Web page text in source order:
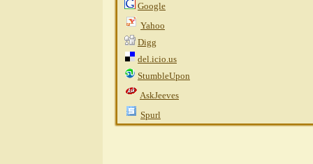
Google
Yahoo
Digg
del.icio.us
StumbleUpon
AskJeeves
Spurl